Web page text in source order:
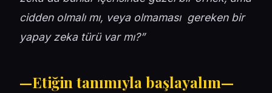
cidden olmalı mı, veya olmaması gereken bir
yapay zeka türü var mı?”
—Etiğin tanımıyla başlayalım—